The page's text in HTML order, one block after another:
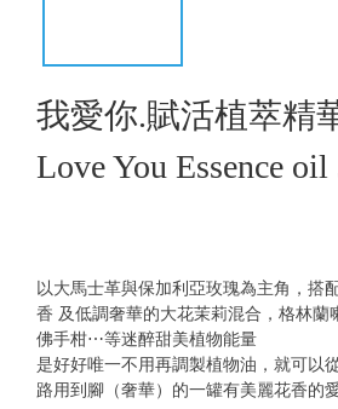
我愛你.賦活植萃精
Love You Essence oil
以大馬士革與保加利亞玫瑰為主角，搭
香 及低調奢華的大花茉莉混合，格林蘭
佛手柑⋯等迷醉甜美植物能量
是好好唯一不用再調製植物油，就可以
路用到腳（奢華）的一罐有美麗花香的